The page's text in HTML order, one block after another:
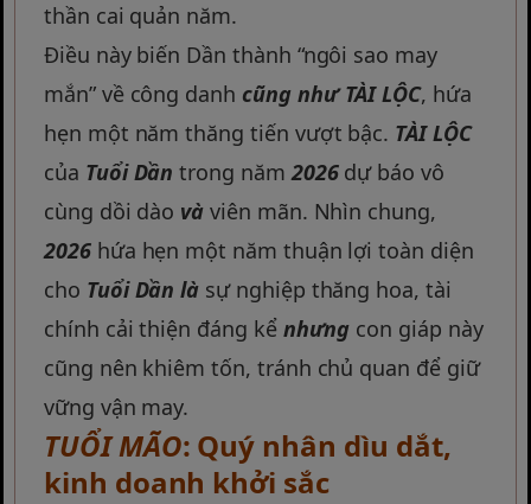
thần cai quản năm.
Điều này biến Dần thành “ngôi sao may
mắn” về công danh cũng như TÀI LỘC, hứa
hẹn một năm thăng tiến vượt bậc. TÀI LỘC
của Tuổi Dần trong năm2026dự báo vô
cùng dồi dào và viên mãn. Nhìn chung,
2026hứa hẹn một năm thuận lợi toàn diện
cho Tuổi Dần là sự nghiệp thăng hoa, tài
chính cải thiện đáng kể nhưng con giáp này
cũng nên khiêm tốn, tránh chủ quan để giữ
vững vận may.
TUỔI MÃO: Quý nhân dìu dắt,
kinh doanh khởi sắc